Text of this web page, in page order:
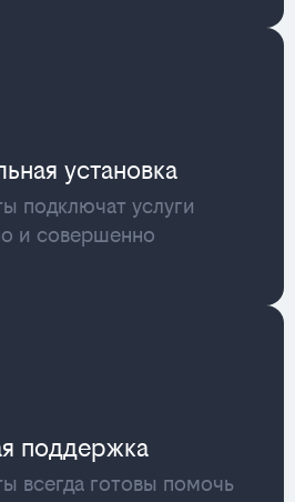
установка
подключат услуги
и совершенно
поддержка
всегда готовы помочь